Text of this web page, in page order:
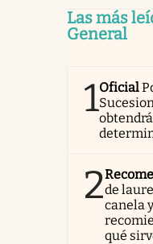
Las más
General
1Oficial
2de
canela
qué